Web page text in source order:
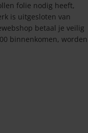
folie nodig heeft,
is uitgesloten van
betaal je veilig
binnenkomen, worden